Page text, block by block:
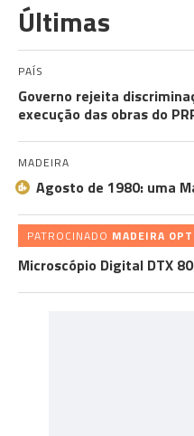
Últimas
PAÍS
Governo rejeita
execução das obras do
MADEIRA
Agosto de 1980: uma
PATROCINADO MADEIRA
Microscópio Digital DTX